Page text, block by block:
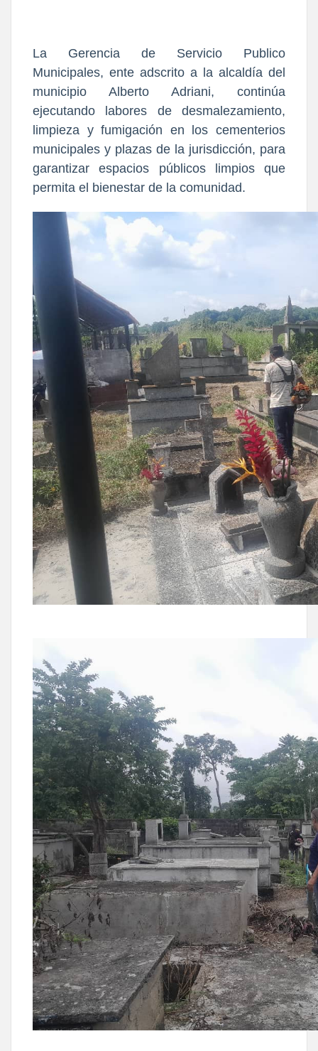
La Gerencia de Servicio Publico
Municipales, ente adscrito a la alcaldía del
municipio Alberto Adriani, continúa
ejecutando labores de desmalezamiento,
limpieza y fumigación en los cementerios
municipales y plazas de la jurisdicción, para
garantizar espacios públicos limpios que
permita el bienestar de la comunidad.